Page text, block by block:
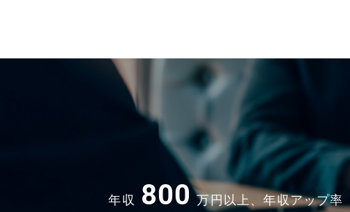
年収 800 万円以上、年収アップ率